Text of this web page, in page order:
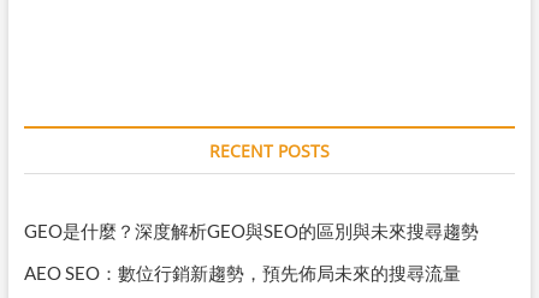
RECENT POSTS
GEO是什麼？深度解析GEO與SEO的區別與未來搜尋趨勢
AEO SEO：數位行銷新趨勢，預先佈局未來的搜尋流量